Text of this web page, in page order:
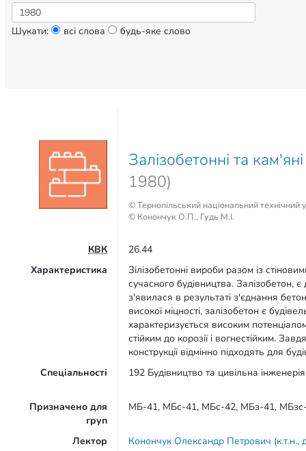
Шукати: всі слова будь-яке слово
Залізобетонні та
1980)
© Тернопільський національний
© Конончук О.П., Гудь М.І.
КВК
26.44
Характеристика
Зілізобетонні вироби разом із
сучасного будівництва. Залізобетон,
з'явилася в результаті з'єднання
високої міцності, залізобетон є
характеризується високим
стійким до корозії і вогнестійким.
конструкції відмінно підходять для
Спеціальності
192 Будівництво та цивільна
Призначено для
груп
МБ-41, МБс-41, МБс-42, МБз-41,
Лектор
Конончук Олександр Петрович (к.т.н.,